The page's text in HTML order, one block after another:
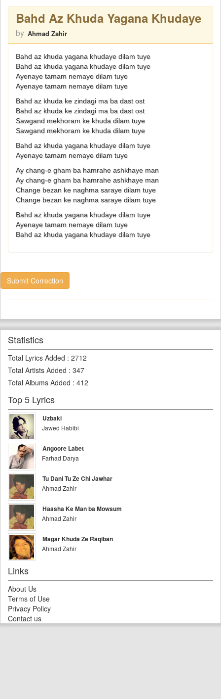
Bahd Az Khuda Yagana Khudaye
by Ahmad Zahir
Bahd az khuda yagana khudaye dilam tuye
Bahd az khuda yagana khudaye dilam tuye
Ayenaye tamam nemaye dilam tuye
Ayenaye tamam nemaye dilam tuye
Bahd az khuda ke zindagi ma ba dast ost
Bahd az khuda ke zindagi ma ba dast ost
Sawgand mekhoram ke khuda dilam tuye
Sawgand mekhoram ke khuda dilam tuye
Bahd az khuda yagana khudaye dilam tuye
Ayenaye tamam nemaye dilam tuye
Ay chang-e gham ba hamrahe ashkhaye man
Ay chang-e gham ba hamrahe ashkhaye man
Change bezan ke naghma saraye dilam tuye
Change bezan ke naghma saraye dilam tuye
Bahd az khuda yagana khudaye dilam tuye
Ayenaye tamam nemaye dilam tuye
Bahd az khuda yagana khudaye dilam tuye
Submit Correction
Statistics
Total Lyrics Added : 2712
Total Artists Added : 347
Total Albums Added : 412
Top 5 Lyrics
Uzbaki
Jawed Habibi
Angoore Labet
Farhad Darya
Tu Dani Tu Ze Chi Jawhar
Ahmad Zahir
Haasha Ke Man ba Mowsum
Ahmad Zahir
Magar Khuda Ze Raqiban
Ahmad Zahir
Links
About Us
Terms of Use
Privacy Policy
Contact us